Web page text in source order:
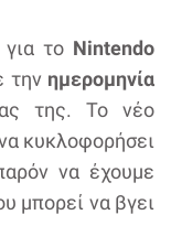
για το Nintendo
την ημερομηνία
της. Το νέο
κυκλοφορήσει
να έχουμε
μπορεί να βγει